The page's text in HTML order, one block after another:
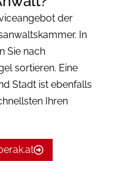
der
In
Sie nach
sortieren. Eine
Stadt ist ebenfalls
Ihren